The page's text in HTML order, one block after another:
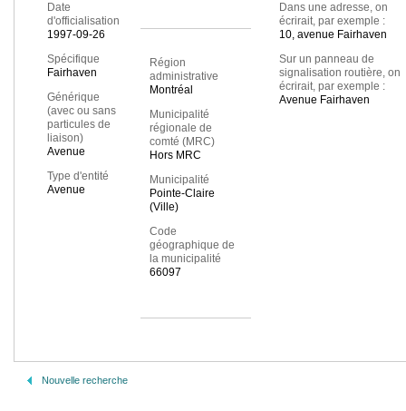
Date
d'officialisation
1997-09-26
Spécifique
Fairhaven
Générique
(avec ou sans
particules de
liaison)
Avenue
Type d'entité
Avenue
Région
administrative
Montréal
Municipalité
régionale de
comté (MRC)
Hors MRC
Municipalité
Pointe-Claire
(Ville)
Code
géographique de
la municipalité
66097
Dans une adresse, on
écrirait, par exemple :
10, avenue Fairhaven
Sur un panneau de
signalisation routière, on
écrirait, par exemple :
Avenue Fairhaven
Nouvelle recherche